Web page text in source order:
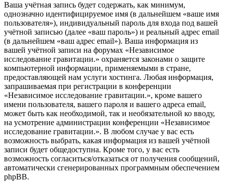
Ваша учётная запись будет содержать, как минимум,
однозначно идентифицируемое имя (в дальнейшем «ваше имя
пользователя»), индивидуальный пароль для входа под вашей
учётной записью (далее «ваш пароль») и реальный адрес email
(в дальнейшем «ваш адрес email»). Ваша информация из
вашей учётной записи на форумах «Независимое
исследование гравитации.» охраняется законами о защите
компьютерной информации, применяемыми в стране,
предоставляющей нам услуги хостинга. Любая информация,
запрашиваемая при регистрации в конференции
«Независимое исследование гравитации.», кроме вашего
имени пользователя, вашего пароля и вашего адреса email,
может быть как необходимой, так и необязательной ко вводу,
на усмотрение администрации конференции «Независимое
исследование гравитации.». В любом случае у вас есть
возможность выбрать, какая информация из вашей учётной
записи будет общедоступна. Кроме того, у вас есть
возможность согласиться/отказаться от получения сообщений,
автоматически сгенерированных программным обеспечением
phpBB.